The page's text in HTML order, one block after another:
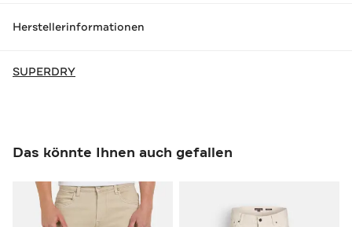
Herstellerinformationen
SUPERDRY
Das könnte Ihnen auch gefallen